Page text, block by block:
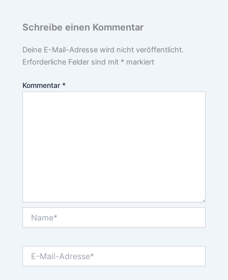
Schreibe einen Kommentar
Deine E-Mail-Adresse wird nicht veröffentlicht.
Erforderliche Felder sind mit * markiert
Kommentar *
Mail-